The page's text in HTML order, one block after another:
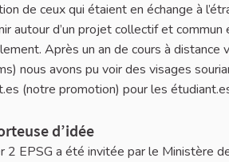
de ceux qui étaient en échange à
autour d’un projet collectif et
Après un an de cours à distance
nous avons pu voir des visages
(notre promotion) pour les
d’idée
2 EPSG a été invitée par le Ministère